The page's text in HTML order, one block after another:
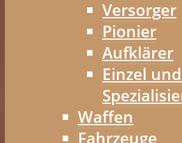
Versorger
Pionier
Aufklärer
Einzel
Waffen
Fahrzeuge